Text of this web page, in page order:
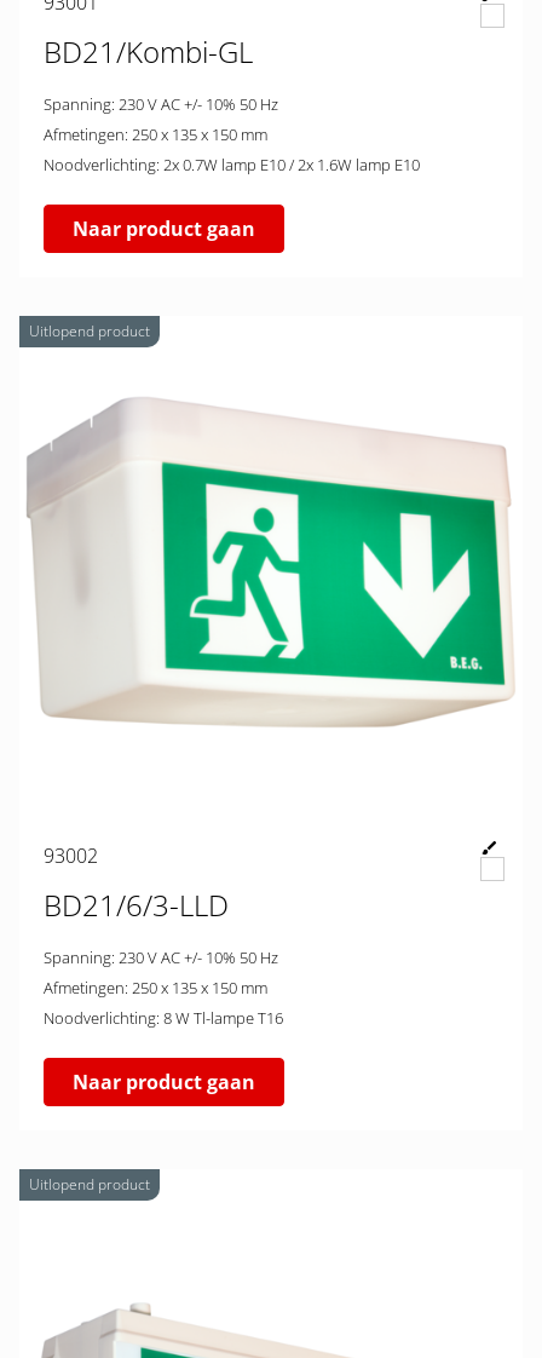
BD21/Kombi-GL
Spanning: 230 V AC +/- 10% 50 Hz
Afmetingen: 250 x 135 x 150 mm
Noodverlichting: 2x 0.7W lamp E10 / 2x 1.6W lamp E10
Naar product gaan
Uitlopend product
93002
BD21/6/3-LLD
Spanning: 230 V AC +/- 10% 50 Hz
Afmetingen: 250 x 135 x 150 mm
Noodverlichting: 8 W Tl-lampe T16
Naar product gaan
Uitlopend product